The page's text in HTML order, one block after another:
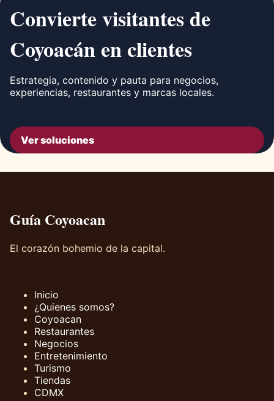
Convierte visitantes de
Coyoacán en clientes
Estrategia, contenido y pauta para negocios,
experiencias, restaurantes y marcas locales.
Ver soluciones
Guía Coyoacan
El corazón bohemio de la capital.
Inicio
¿Quienes somos?
Coyoacan
Restaurantes
Negocios
Entretenimiento
Turismo
Tiendas
CDMX